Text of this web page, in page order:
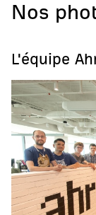
Nos
L'équipe